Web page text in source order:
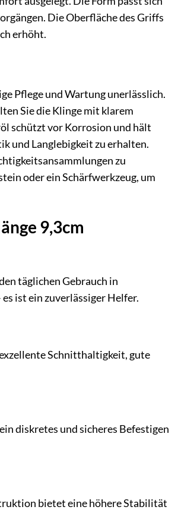
Die Oberfläche des Griffs
erhöht.
Pflege und Wartung unerlässlich.
Sie die Klinge mit klarem
schützt vor Korrosion und hält
und Langlebigkeit zu erhalten.
zu
oder ein Schärfwerkzeug, um
9,3cm
täglichen Gebrauch in
ist ein zuverlässiger Helfer.
Schnitthaltigkeit, gute
diskretes und sicheres Befestigen
bietet eine höhere Stabilität